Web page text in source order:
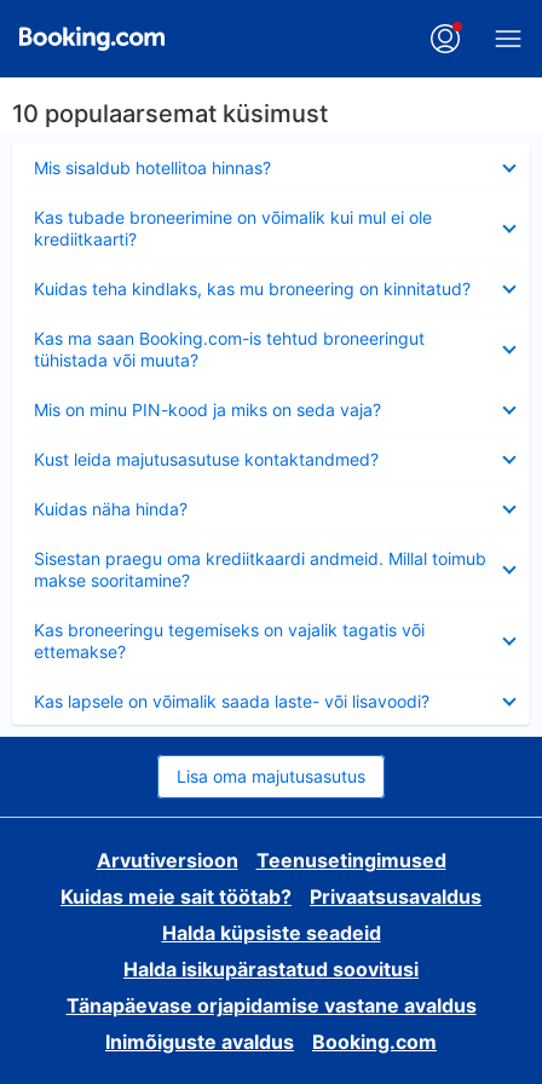
10 populaarsemat küsimust
Mis sisaldub hotellitoa hinnas?
Kas tubade broneerimine on võimalik kui mul ei ole
krediitkaarti?
Kuidas teha kindlaks, kas mu broneering on kinnitatud?
Kas ma saan Booking.com-is tehtud broneeringut
tühistada või muuta?
Mis on minu PIN-kood ja miks on seda vaja?
Kust leida majutusasutuse kontaktandmed?
Kuidas näha hinda?
Sisestan praegu oma krediitkaardi andmeid. Millal toimub
makse sooritamine?
Kas broneeringu tegemiseks on vajalik tagatis või
ettemakse?
Kas lapsele on võimalik saada laste- või lisavoodi?
Lisa oma majutusasutus
Arvutiversioon
Teenusetingimused
Kuidas meie sait töötab?
Privaatsusavaldus
Halda küpsiste seadeid
Halda isikupärastatud soovitusi
Tänapäevase orjapidamise vastane avaldus
Inimõiguste avaldus
Booking.com